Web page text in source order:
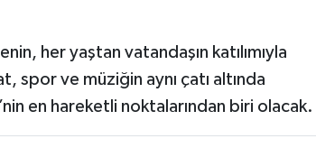
her yaştan vatandaşın katılımıyla
spor ve müziğin aynı çatı altında
en hareketli noktalarından biri olacak.